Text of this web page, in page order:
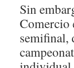
Sin
Comercio
semifinal,